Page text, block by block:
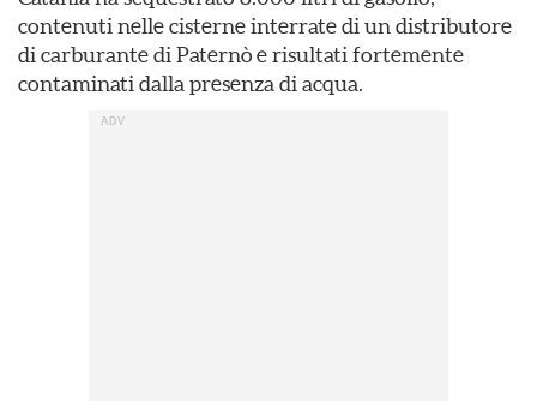
contenuti nelle cisterne interrate di un distributore
di carburante di Paternò e risultati fortemente
contaminati dalla presenza di acqua.